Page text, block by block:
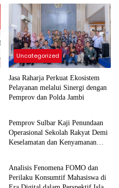
Uncategorized
Jasa Raharja Perkuat Ekosistem
Pelayanan melalui Sinergi dengan
Pemprov dan Polda Jambi
Uncategorized
Pemprov Sulbar Kaji Penundaan
Operasional Sekolah Rakyat Demi
Keselamatan dan Kenyamanan
Uncategorized
Analisis Fenomena FOMO dan
Perilaku Konsumtif Mahasiswa di